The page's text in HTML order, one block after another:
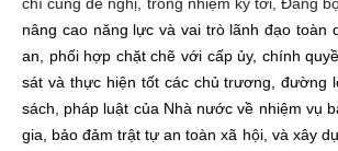
chí cũng đề nghị, trong nhiệm kỳ tới, Đảng
nâng cao năng lực và vai trò lãnh đạo toàn
an, phối hợp chặt chẽ với cấp ủy, chính
sát và thực hiện tốt các chủ trương, đường
sách, pháp luật của Nhà nước về nhiệm vụ
gia, bảo đảm trật tự an toàn xã hội, và xây